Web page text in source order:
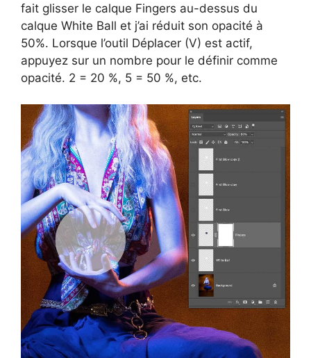
fait glisser le calque Fingers au-dessus du
calque White Ball et j’ai réduit son opacité à
50%. Lorsque l’outil Déplacer (V) est actif,
appuyez sur un nombre pour le définir comme
opacité. 2 = 20 %, 5 = 50 %, etc.